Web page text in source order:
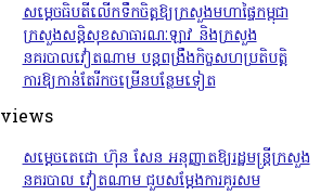
សម្តេច​ធិបតី​លេីកទឹកចិត្ត​ឱ្យក្រសួងមហាផ្ទៃកម្ពុជា
ក្រសួងសន្តិសុខសាធារណៈឡាវ និងក្រសួង
នគរបាលវៀតណាម បន្តពង្រឹងកិច្ចសហប្រតិបត្តិ
ការឱ្យកាន់តែរីកចម្រើនបន្ថែមទៀត
views
សម្តេចតេជោ ហ៊ុន សែន អនុញ្ញាតឱ្យរដ្ឋមន្ត្រីក្រសួង
នគរបាល វៀតណាម ជួបសម្តែងការគួរសម